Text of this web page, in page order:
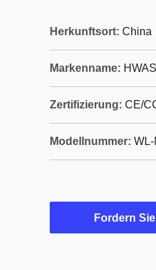
Herkunftsort: China
Markenname:
Zertifizierung: CE/
Modellnummer:
Fordern